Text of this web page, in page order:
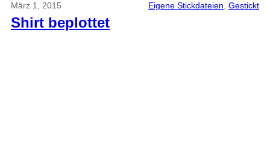
März 1, 2015 Eigene Stickdateien, Gestickt
Shirt beplottet